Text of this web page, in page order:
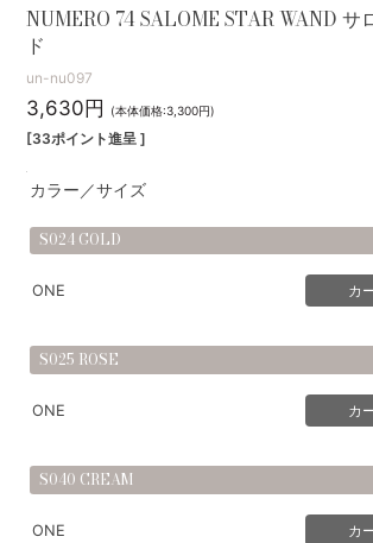
NUMERO 74 SALOME STAR WAND サ
ド
un-nu097
3,630円 (本体価格:3,300円)
[33ポイント進呈 ]
カラー／サイズ
S024 GOLD
ONE
S025 ROSE
ONE
S040 CREAM
ONE